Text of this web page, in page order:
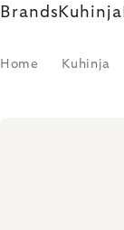
Brands Kuhinja
Home Kuhinja